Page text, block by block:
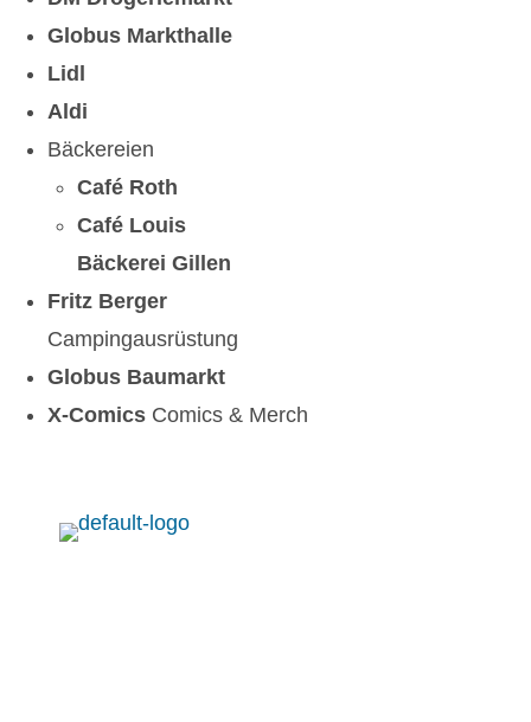
Globus Markthalle
Lidl
Aldi
Bäckereien
Café Roth
Café Louis
Bäckerei Gillen
Fritz Berger
Campingausrüstung
Globus Baumarkt
X-Comics Comics & Merch